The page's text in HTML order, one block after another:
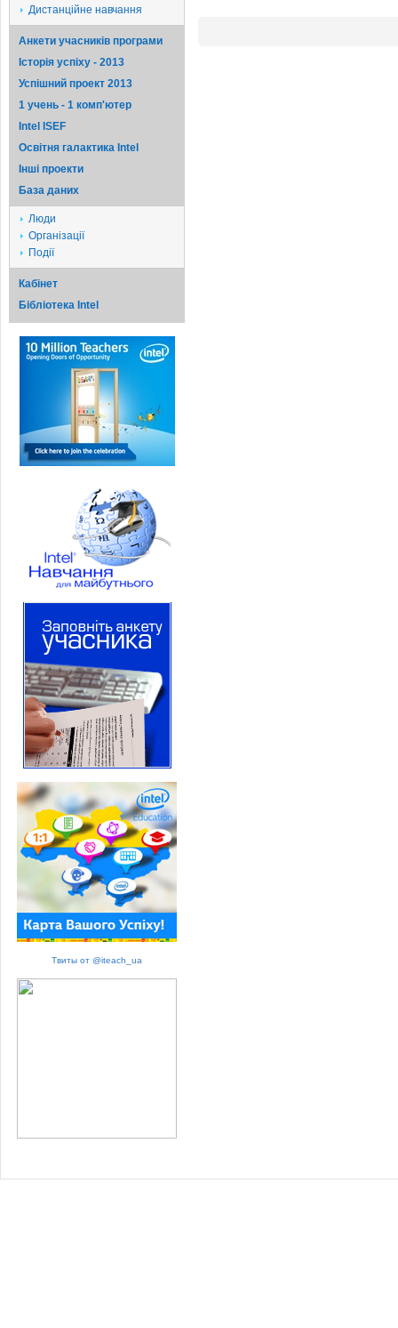
Дистанційне навчання
Анкети учасників програми
Історія успіху - 2013
Успішний проект 2013
1 учень - 1 комп'ютер
Intel ISEF
Освітня галактика Intel
Iншi проекти
База даних
Люди
Організації
Події
Кабінет
Бібліотека Intel
Твиты от @iteach_ua